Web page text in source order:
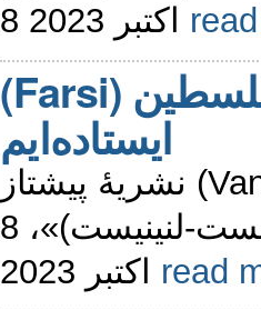
8 اکتبر 2023
(Farsi) در کنار فلسطین
ایستاده‌ایم
نشریۀ پیشتاز (Vanguard)، ارگان «حزب
کمونیست استرالیا (مارکسیست-لنینیست)»، 8
اکتبر 2023 read